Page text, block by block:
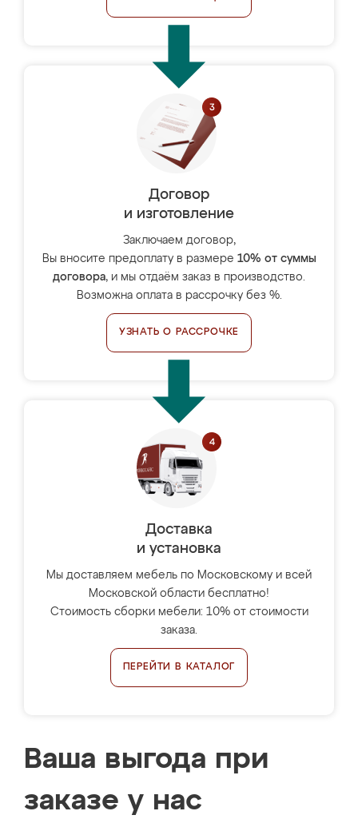
Договор
и изготовление
Заключаем договор,
Вы вносите предоплату в размере 10% от суммы
договора, и мы отдаём заказ в производство.
Возможна оплата в рассрочку без %.
УЗНАТЬ О РАССРОЧКЕ
Доставка
и установка
Мы доставляем мебель по Московскому и всей
Московской области бесплатно!
Стоимость сборки мебели: 10% от стоимости
заказа.
ПЕРЕЙТИ В КАТАЛОГ
Ваша выгода при
заказе у нас